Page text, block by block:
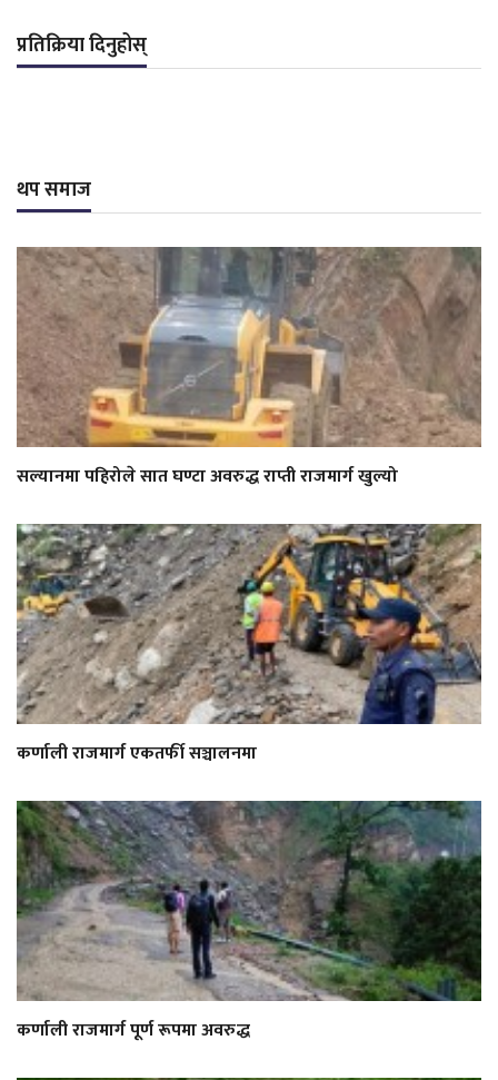
प्रतिक्रिया दिनुहोस्
थप समाज
सल्यानमा पहिरोले सात घण्टा अवरुद्ध राप्ती राजमार्ग खुल्यो
कर्णाली राजमार्ग एकतर्फी सञ्चालनमा
कर्णाली राजमार्ग पूर्ण रूपमा अवरुद्ध